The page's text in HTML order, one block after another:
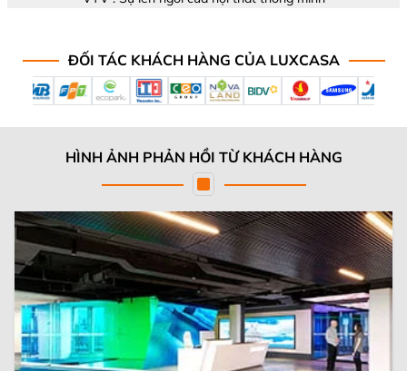
ĐỐI TÁC KHÁCH HÀNG CỦA LUXCASA
HÌNH ẢNH PHẢN HỒI TỪ KHÁCH HÀNG